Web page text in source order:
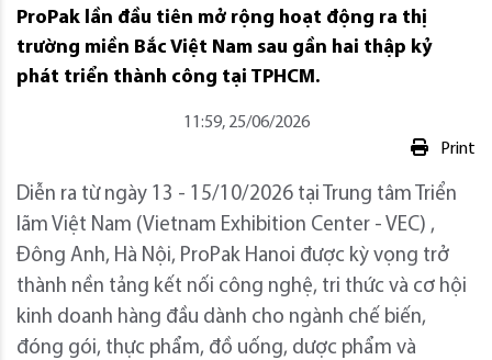
ProPak lần đầu tiên mở rộng hoạt động ra thị
trường miền Bắc Việt Nam sau gần hai thập kỷ
phát triển thành công tại TPHCM.
11:59, 25/06/2026
Print
Diễn ra từ ngày 13 - 15/10/2026 tại Trung tâm Triển
lãm Việt Nam (Vietnam Exhibition Center - VEC) ,
Đông Anh, Hà Nội, ProPak Hanoi được kỳ vọng trở
thành nền tảng kết nối công nghệ, tri thức và cơ hội
kinh doanh hàng đầu dành cho ngành chế biến,
đóng gói, thực phẩm, đồ uống, dược phẩm và